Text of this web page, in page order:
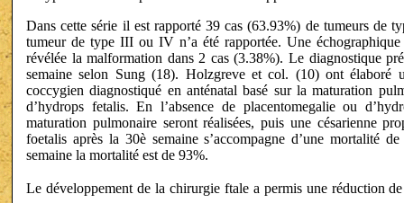
Dans cette série il est rapporté 39 cas (63.93%) de tumeurs de
tumeur de type III ou IV n’a été rapportée. Une
révélée la malformation dans 2 cas (3.38%). Le diagnostique
semaine selon Sung (18). Holzgreve et col. (10) ont élaboré
coccygien diagnostiqué en anténatal basé sur la maturation
d’hydrops fetalis. En l’absence de placentomegalie ou
maturation pulmonaire seront réalisées, puis une césarienne
foetalis après la 30è semaine s’accompagne d’une mortalité
semaine la mortalité est de 93%.
Le développement de la chirurgie ftale a permis une réduction